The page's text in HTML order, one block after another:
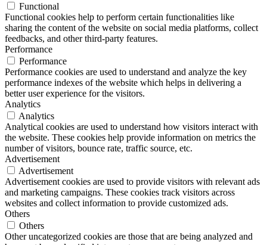
Functional
Functional cookies help to perform certain functionalities like
sharing the content of the website on social media platforms, collect
feedbacks, and other third-party features.
Performance
Performance
Performance cookies are used to understand and analyze the key
performance indexes of the website which helps in delivering a
better user experience for the visitors.
Analytics
Analytics
Analytical cookies are used to understand how visitors interact with
the website. These cookies help provide information on metrics the
number of visitors, bounce rate, traffic source, etc.
Advertisement
Advertisement
Advertisement cookies are used to provide visitors with relevant ads
and marketing campaigns. These cookies track visitors across
websites and collect information to provide customized ads.
Others
Others
Other uncategorized cookies are those that are being analyzed and